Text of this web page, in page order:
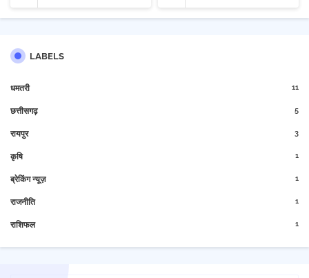
LABELS
धमतरी 11
छत्तीसगढ़ 5
रायपुर 3
कृषि 1
ब्रेकिंग न्यूज़ 1
राजनीति 1
राशिफल 1